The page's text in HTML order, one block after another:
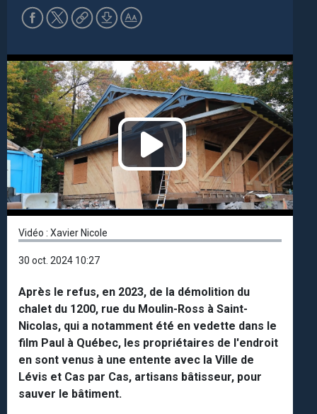
Play
Video
Vidéo : Xavier Nicole
30 oct. 2024 10:27
Après le refus, en 2023, de la démolition du
chalet du 1200, rue du Moulin-Ross à Saint-
Nicolas, qui a notamment été en vedette dans le
film Paul à Québec, les propriétaires de l'endroit
en sont venus à une entente avec la Ville de
Lévis et Cas par Cas, artisans bâtisseur, pour
sauver le bâtiment.